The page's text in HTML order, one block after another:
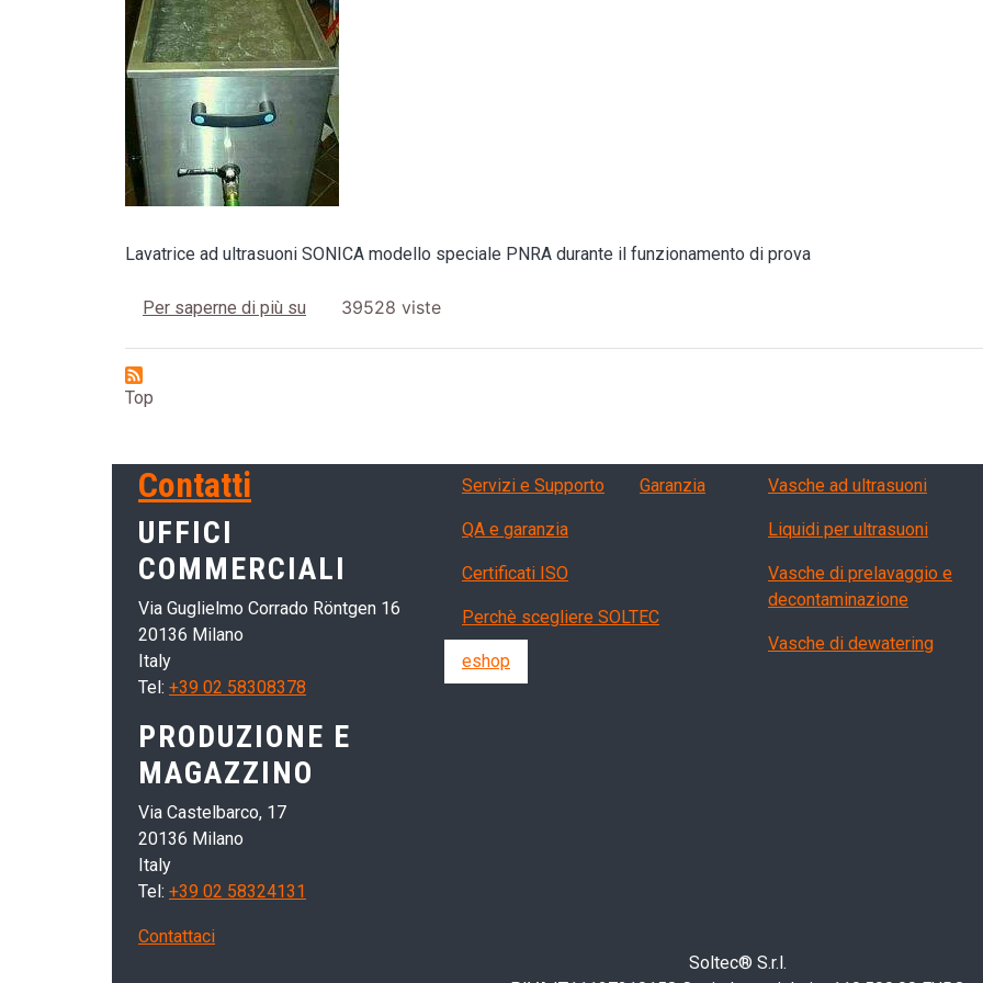
Lavatrice ad ultrasuoni SONICA modello speciale PNRA durante il funzionamento di prova
Per saperne di più su SONICA® PNRA
39528 viste
Top
Products
Vasche ad ultrasuoni
Liquidi per ultrasuoni
Vasche di prelavaggio e
decontaminazione
Vasche di dewatering
Servizi, garanzia, QA
Servizi e Supporto Garanzia
QA e garanzia
Certificati ISO
Perchè scegliere SOLTEC
eshop
Contatti
UFFICI
COMMERCIALI
Via Guglielmo Corrado Röntgen 16
20136 Milano
Italy
Tel: +39 02 58308378
PRODUZIONE E
MAGAZZINO
Via Castelbarco, 17
20136 Milano
Italy
Tel: +39 02 58324131
Contattaci
Soltec® S.r.l.